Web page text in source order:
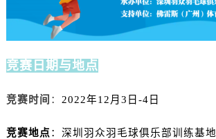
竞赛日期与地点
竞赛时间 ： 2022年12月3日-4日
竞赛地点 ： 深圳羽众羽毛球俱乐部训练基地